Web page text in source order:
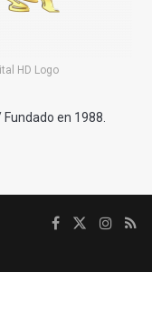
HD Logo
en 1988.